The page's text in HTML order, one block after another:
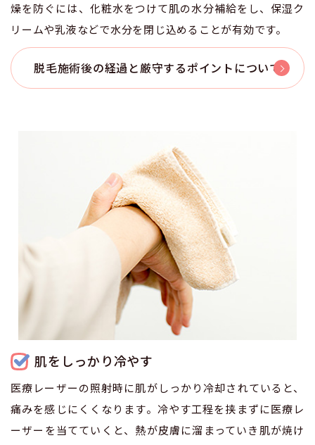
燥を防ぐには、化粧水をつけて肌の水分補給をし、保湿ク
リームや乳液などで水分を閉じ込めることが有効です。
脱毛施術後の経過と厳守するポイントについて
肌をしっかり冷やす
医療レーザーの照射時に肌がしっかり冷却されていると、
痛みを感じにくくなります。冷やす工程を挟まずに医療レ
ーザーを当てていくと、熱が皮膚に溜まっていき肌が焼け